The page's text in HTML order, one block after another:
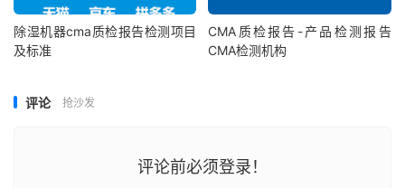
除湿机器cma质检报告检测项目
及标准
CMA质检报告-产品检测报告
CMA检测机构
评论 抢沙发
评论前必须登录！